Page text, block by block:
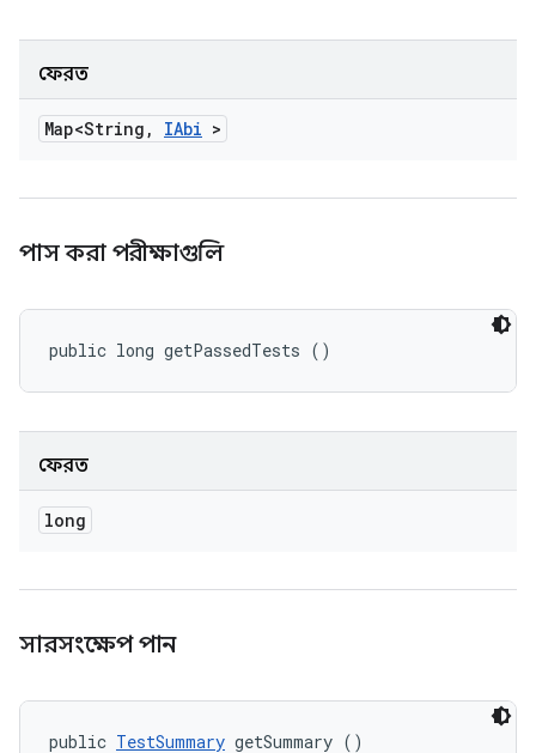
ফেরত
Map<String , IAbi >
পাস করা পরীক্ষাগুলি
public long getPassedTests ()
ফেরত
long
সারসংক্ষেপ পান
public TestSummary getSummary ()